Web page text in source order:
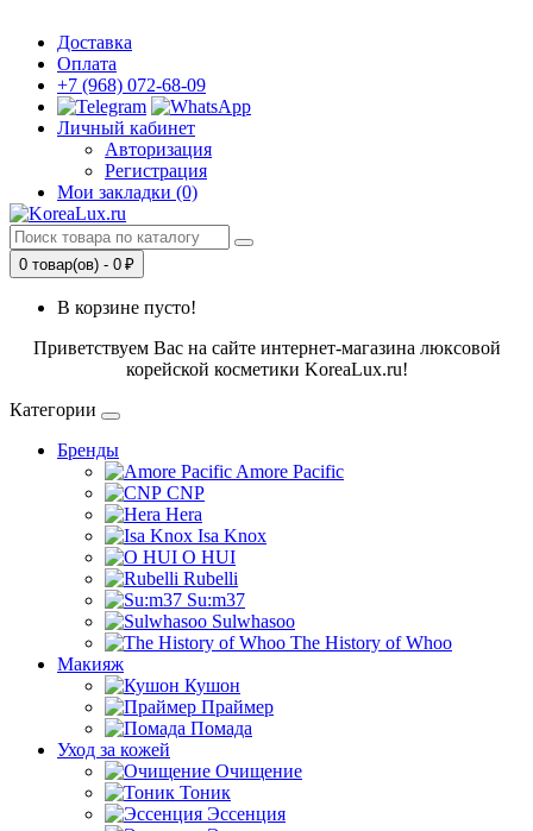
Доставка
Оплата
+7 (968) 072-68-09
Личный кабинет
Авторизация
Регистрация
Мои закладки (0)
0 товар(ов) - 0 ₽
В корзине пусто!
Приветствуем Вас на сайте интернет-магазина люксовой
корейской косметики KoreaLux.ru!
Категории
Бренды
Amore Pacific
CNP
Hera
Isa Knox
O HUI
Rubelli
Su:m37
Sulwhasoo
The History of Whoo
Макияж
Кушон
Праймер
Помада
Уход за кожей
Очищение
Тоник
Эссенция